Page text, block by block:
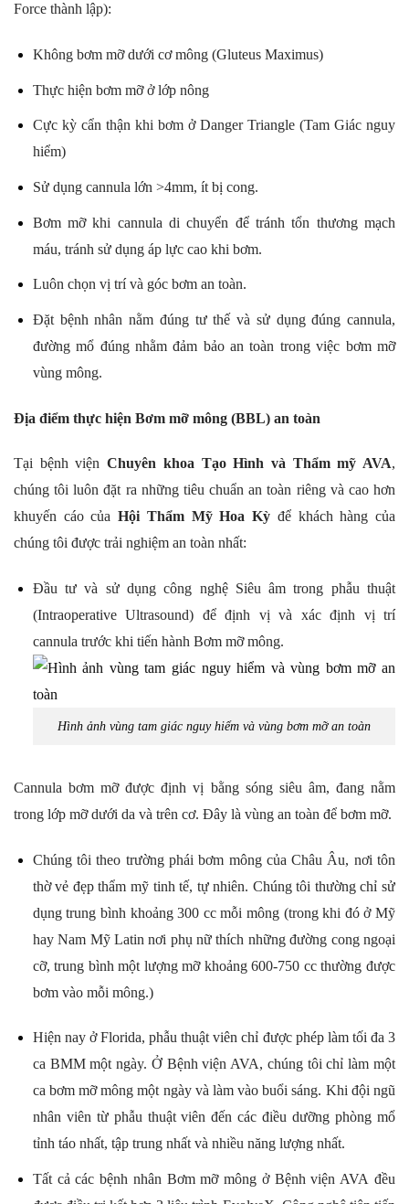
Force thành lập):
Không bơm mỡ dưới cơ mông (Gluteus Maximus)
Thực hiện bơm mỡ ở lớp nông
Cực kỳ cẩn thận khi bơm ở Danger Triangle (Tam Giác nguy
hiểm)
Sử dụng cannula lớn >4mm, ít bị cong.
Bơm mỡ khi cannula di chuyển để tránh tổn thương mạch
máu, tránh sử dụng áp lực cao khi bơm.
Luôn chọn vị trí và góc bơm an toàn.
Đặt bệnh nhân nằm đúng tư thế và sử dụng đúng cannula,
đường mổ đúng nhằm đảm bảo an toàn trong việc bơm mỡ
vùng mông.
Địa điểm thực hiện Bơm mỡ mông (BBL) an toàn
Tại bệnh việnChuyên khoa Tạo Hình và Thẩm mỹ AVA,
chúng tôi luôn đặt ra những tiêu chuẩn an toàn riêng và cao hơn
khuyến cáo củaHội Thẩm Mỹ Hoa Kỳ để khách hàng của
chúng tôi được trải nghiệm an toàn nhất:
Đầu tư và sử dụng công nghệ Siêu âm trong phẫu thuật
(Intraoperative Ultrasound) để định vị và xác định vị trí
cannula trước khi tiến hành Bơm mỡ mông.
Hình ảnh vùng tam giác nguy hiểm và vùng bơm mỡ an toàn
Cannula bơm mỡ được định vị bằng sóng siêu âm, đang nằm
trong lớp mỡ dưới da và trên cơ. Đây là vùng an toàn để bơm mỡ.
Chúng tôi theo trường phái bơm mông của Châu Âu, nơi tôn
thờ vẻ đẹp thẩm mỹ tinh tế, tự nhiên. Chúng tôi thường chỉ sử
dụng trung bình khoảng 300 cc mỗi mông (trong khi đó ở Mỹ
hay Nam Mỹ Latin nơi phụ nữ thích những đường cong ngoại
cỡ, trung bình một lượng mỡ khoảng 600-750 cc thường được
bơm vào mỗi mông.)
Hiện nay ở Florida, phẫu thuật viên chỉ được phép làm tối đa 3
ca BMM một ngày. Ở Bệnh viện AVA, chúng tôi chỉ làm một
ca bơm mỡ mông một ngày và làm vào buổi sáng. Khi đội ngũ
nhân viên từ phẫu thuật viên đến các điều dưỡng phòng mổ
tỉnh táo nhất, tập trung nhất và nhiều năng lượng nhất.
Tất cả các bệnh nhân Bơm mỡ mông ở Bệnh viện AVA đều